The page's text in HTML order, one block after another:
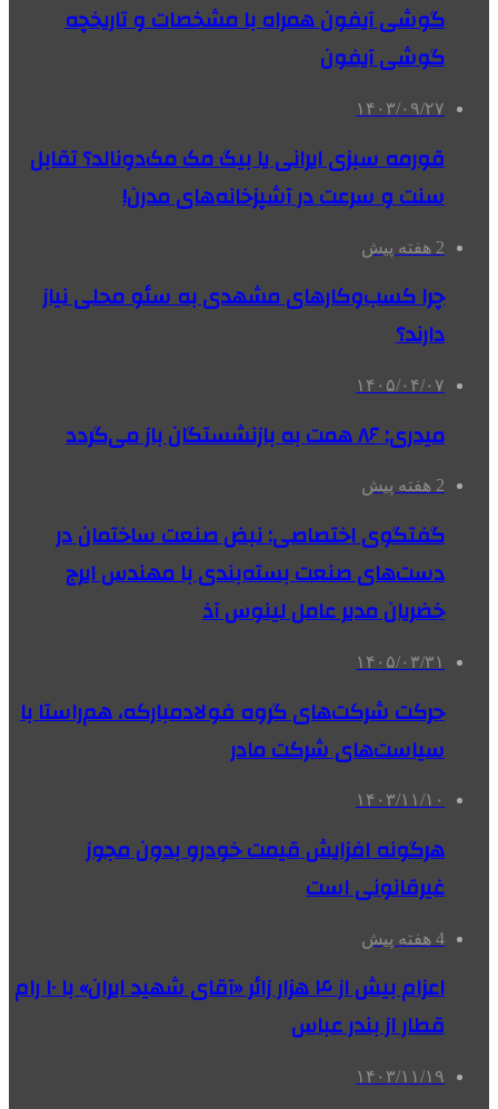
گوشی آیفون همراه با مشخصات و تاریخچه
گوشی آیفون
۱۴۰۳/۰۹/۲۷
قورمه سبزی ایرانی یا بیگ مک مک‌دونالد؟ تقابل
سنت و سرعت در آشپزخانه‌های مدرن!
2 هفته پیش
چرا کسب‌وکارهای مشهدی به سئو محلی نیاز
دارند؟
۱۴۰۵/۰۴/۰۷
میدری: ۸۶ همت به بازنشستگان باز می‌گردد
2 هفته پیش
گفتگوی اختصاصی: نبض صنعت ساختمان در
دست‌های صنعت بسته‌بندی با مهندس ایرج
خضریان مدیر عامل لینوس آذ
۱۴۰۵/۰۳/۳۱
حرکت شرکت‌های گروه فولادمبارکه، هم‌راستا با
سیاست‌های‌ شرکت مادر
۱۴۰۳/۱۱/۱۰
هرگونه افزایش قیمت خودرو بدون مجوز
غیرقانونی است
4 هفته پیش
اعزام بیش از ۴ هزار زائر «آقای شهید ایران» با ۱۰ رام
قطار از بندر عباس
۱۴۰۳/۱۱/۱۹